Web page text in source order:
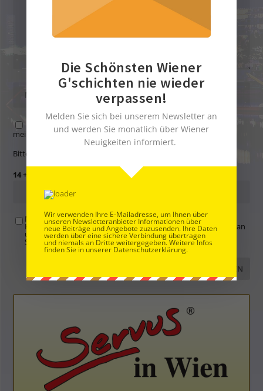
Name, E-Mail-Adresse und Website in diesem Browser für
meinen nächsten Kommentar speichern.
Bitte gib eine Antwort in Ziffern ein:
14 + neun =
Mit der Nutzung dieses Formulars übertragen Sie Ihren
Kommentar, Name, Email und IP-Adresse (und ev. Webseite) an
uns und erklären sich einverstanden, dass diese auf unserem
Server gespeichert werden. SieheDatenschutzbelehrung
Die Schönsten Wiener
G'schichten nie wieder
verpassen!
Melden Sie sich bei unserem Newsletter an
und werden Sie monatlich über Wiener
Neuigkeiten informiert.
Wir verwenden Ihre E-Mailadresse, um Ihnen über
unseren Newsletteranbieter Informationen über
neue Beiträge und Angebote zuzusenden. Ihre Daten
werden über eine sichere Verbindung übertragen
und niemals an Dritte weitergegeben. Weitere Infos
finden Sie in unserer Datenschutzerklärung.